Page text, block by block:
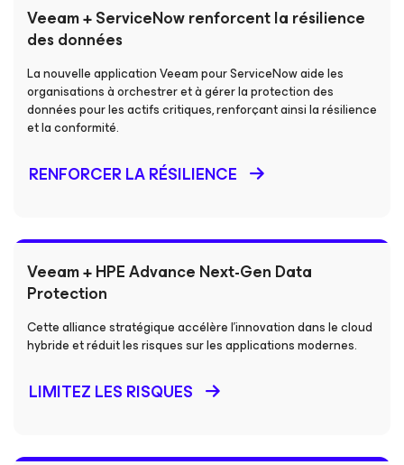
Veeam + ServiceNow renforcent la résilience
des données
La nouvelle application Veeam pour ServiceNow aide les
organisations à orchestrer et à gérer la protection des
données pour les actifs critiques, renforçant ainsi la résilience
et la conformité.
RENFORCER LA RÉSILIENCE
Veeam + HPE Advance Next-Gen Data
Protection
Cette alliance stratégique accélère l’innovation dans le cloud
hybride et réduit les risques sur les applications modernes.
LIMITEZ LES RISQUES